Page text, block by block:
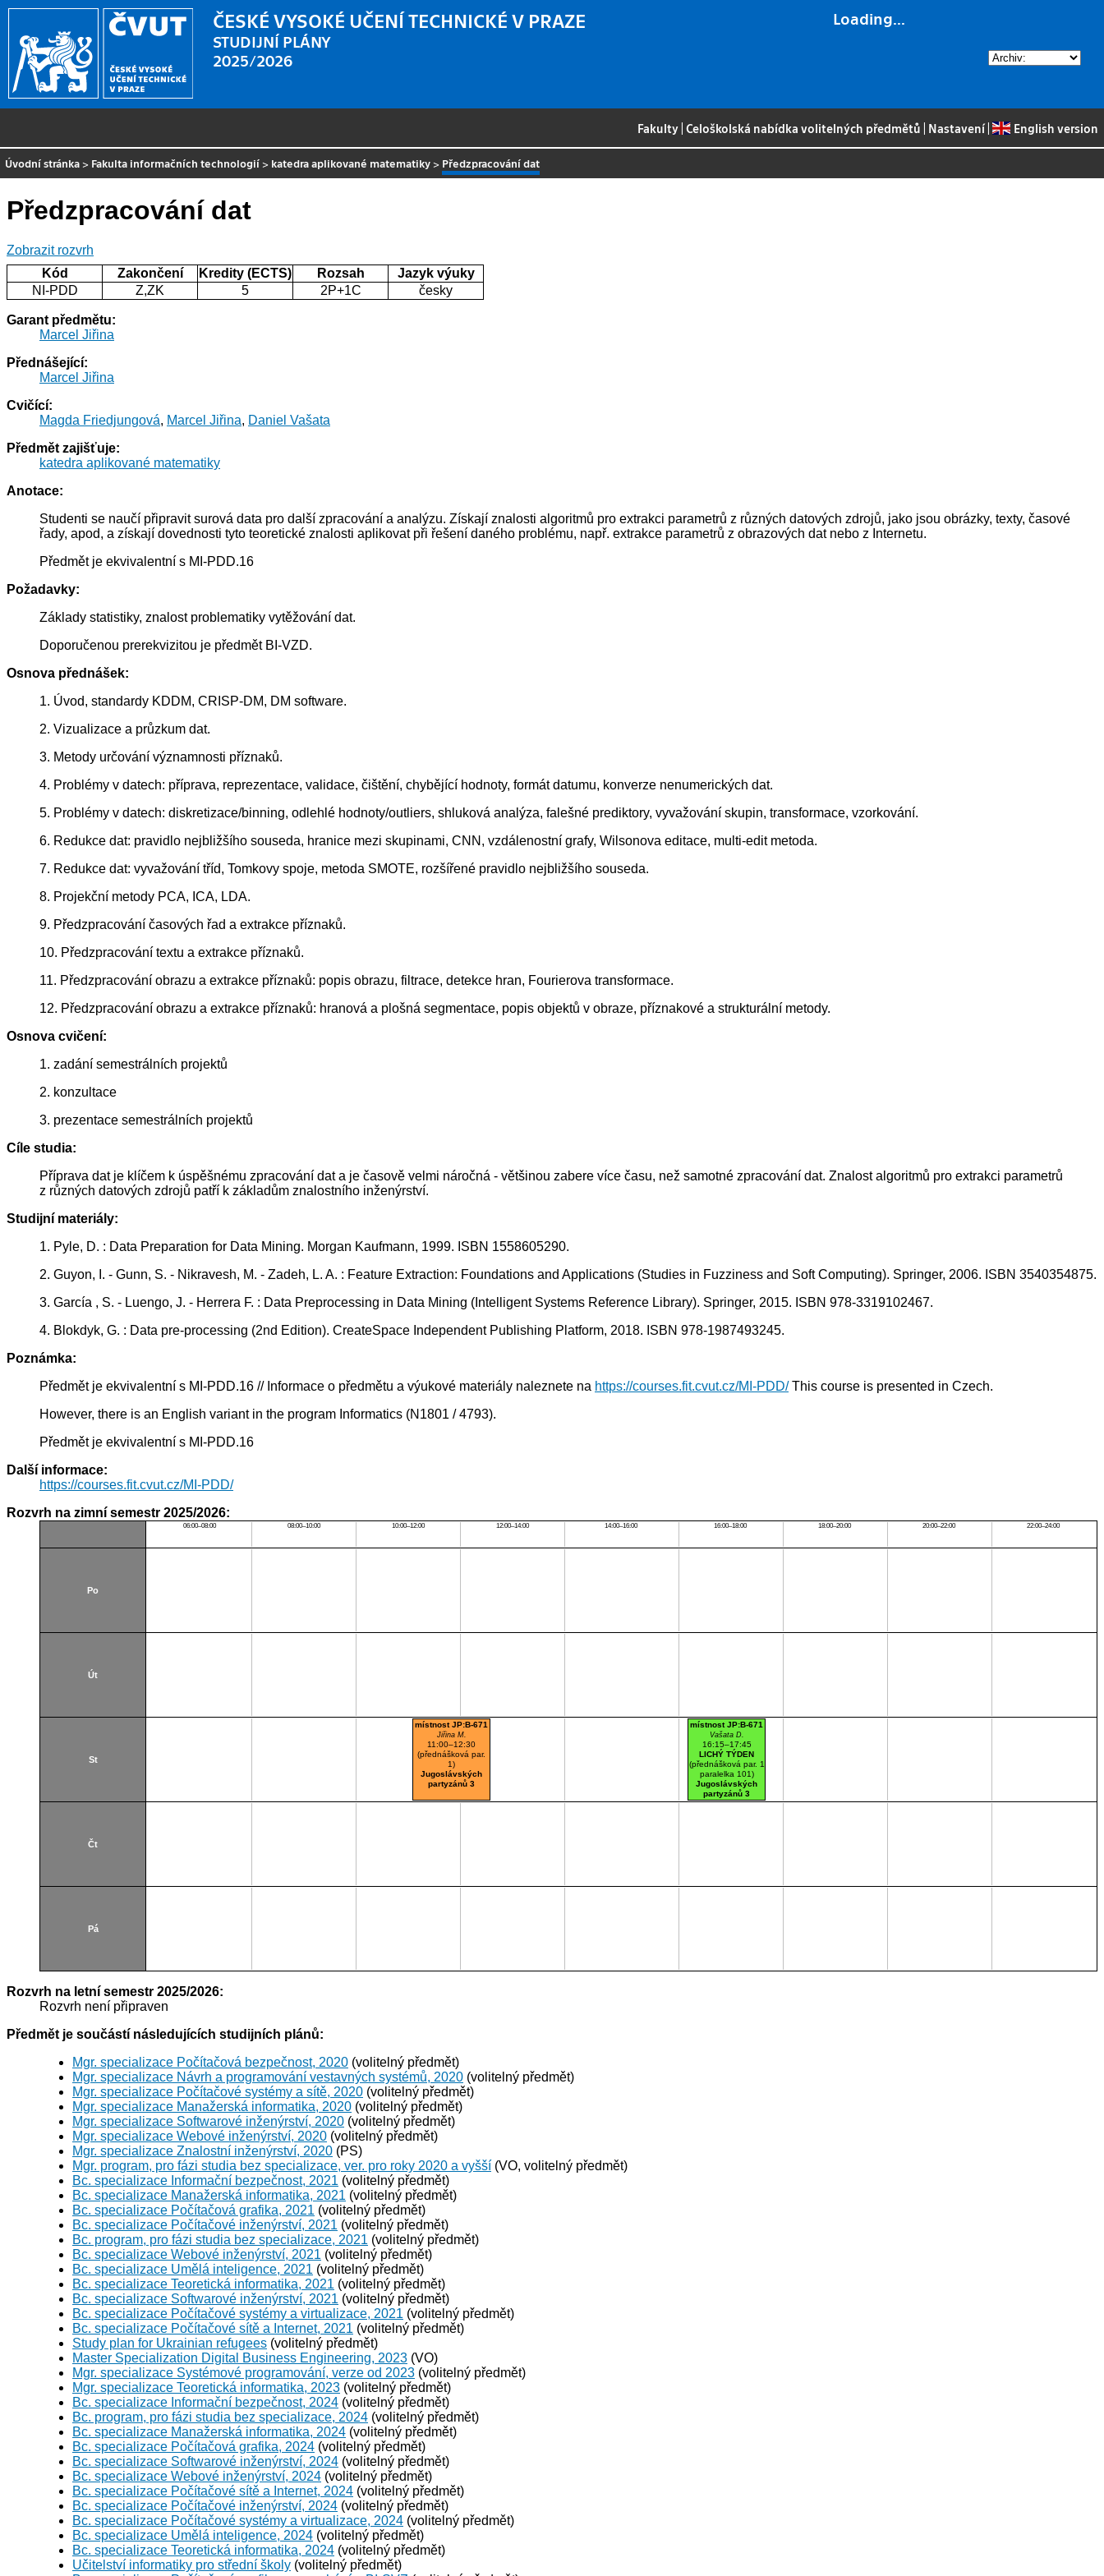
Loading...
ČESKÉ VYSOKÉ UČENÍ TECHNICKÉ V PRAZE
STUDIJNÍ PLÁNY
2025/2026
Fakulty |Celoškolská nabídka volitelných předmětů Nastavení| English version
Úvodní stránka > Fakulta informačních technologií > katedra aplikované matematiky > Předzpracování dat
Předzpracování dat
Zobrazit rozvrh
Kód
Zakončení Kredity (ECTS) Rozsah
Jazyk výuky
NI-PDD
Z,ZK 5 2P+1C česky
Garant předmětu:
Marcel Jiřina
Přednášející:
Marcel Jiřina
Cvičící:
Magda Friedjungová, Marcel Jiřina, Daniel Vašata
Předmět zajišťuje:
katedra aplikované matematiky
Anotace:
Studenti se naučí připravit surová data pro další zpracování a analýzu. Získají znalosti algoritmů pro extrakci parametrů z různých datových zdrojů, jako jsou obrázky, texty, časové
řady, apod, a získají dovednosti tyto teoretické znalosti aplikovat při řešení daného problému, např. extrakce parametrů z obrazových dat nebo z Internetu.
Předmět je ekvivalentní s MI-PDD.16
Požadavky:
Základy statistiky, znalost problematiky vytěžování dat.
Doporučenou prerekvizitou je předmět BI-VZD.
Osnova přednášek:
1. Úvod, standardy KDDM, CRISP-DM, DM software.
2. Vizualizace a průzkum dat.
3. Metody určování významnosti příznaků.
4. Problémy v datech: příprava, reprezentace, validace, čištění, chybějící hodnoty, formát datumu, konverze nenumerických dat.
5. Problémy v datech: diskretizace/binning, odlehlé hodnoty/outliers, shluková analýza, falešné prediktory, vyvažování skupin, transformace, vzorkování.
6. Redukce dat: pravidlo nejbližšího souseda, hranice mezi skupinami, CNN, vzdálenostní grafy, Wilsonova editace, multi-edit metoda.
7. Redukce dat: vyvažování tříd, Tomkovy spoje, metoda SMOTE, rozšířené pravidlo nejbližšího souseda.
8. Projekční metody PCA, ICA, LDA.
9. Předzpracování časových řad a extrakce příznaků.
10. Předzpracování textu a extrakce příznaků.
11. Předzpracování obrazu a extrakce příznaků: popis obrazu, filtrace, detekce hran, Fourierova transformace.
12. Předzpracování obrazu a extrakce příznaků: hranová a plošná segmentace, popis objektů v obraze, příznakové a strukturální metody.
Osnova cvičení:
1. zadání semestrálních projektů
2. konzultace
3. prezentace semestrálních projektů
Cíle studia:
Příprava dat je klíčem k úspěšnému zpracování dat a je časově velmi náročná - většinou zabere více času, než samotné zpracování dat. Znalost algoritmů pro extrakci parametrů
z různých datových zdrojů patří k základům znalostního inženýrství.
Studijní materiály:
1. Pyle, D. : Data Preparation for Data Mining. Morgan Kaufmann, 1999. ISBN 1558605290.
2. Guyon, I. - Gunn, S. - Nikravesh, M. - Zadeh, L. A. : Feature Extraction: Foundations and Applications (Studies in Fuzziness and Soft Computing). Springer, 2006. ISBN 3540354875.
3. García , S. - Luengo, J. - Herrera F. : Data Preprocessing in Data Mining (Intelligent Systems Reference Library). Springer, 2015. ISBN 978-3319102467.
4. Blokdyk, G. : Data pre-processing (2nd Edition). CreateSpace Independent Publishing Platform, 2018. ISBN 978-1987493245.
Poznámka:
Předmět je ekvivalentní s MI-PDD.16 // Informace o předmětu a výukové materiály naleznete na https://courses.fit.cvut.cz/MI-PDD/ This course is presented in Czech.
However, there is an English variant in the program Informatics (N1801 / 4793).
Předmět je ekvivalentní s MI-PDD.16
Další informace:
https://courses.fit.cvut.cz/MI-PDD/
Rozvrh na zimní semestr 2025/2026:
06:00–08:00 08:00–10:00 10:00–12:00 12:00–14:00 14:00–16:00 16:00–18:00 18:00–20:00 20:00–22:00 22:00–24:00
Po
Út
St
místnost JP:B-671
Jiřina M.
11:00–12:30
(přednášková par.
1)
Jugoslávských
partyzánů 3
místnost JP:B-671
Vašata D.
16:15–17:45
LICHÝ TÝDEN
(přednášková par. 1
paralelka 101)
Jugoslávských
partyzánů 3
Čt
Pá
Rozvrh na letní semestr 2025/2026:
Rozvrh není připraven
Předmět je součástí následujících studijních plánů:
Mgr. specializace Počítačová bezpečnost, 2020 (volitelný předmět)
Mgr. specializace Návrh a programování vestavných systémů, 2020 (volitelný předmět)
Mgr. specializace Počítačové systémy a sítě, 2020 (volitelný předmět)
Mgr. specializace Manažerská informatika, 2020 (volitelný předmět)
Mgr. specializace Softwarové inženýrství, 2020 (volitelný předmět)
Mgr. specializace Webové inženýrství, 2020 (volitelný předmět)
Mgr. specializace Znalostní inženýrství, 2020 (PS)
Mgr. program, pro fázi studia bez specializace, ver. pro roky 2020 a vyšší (VO, volitelný předmět)
Bc. specializace Informační bezpečnost, 2021 (volitelný předmět)
Bc. specializace Manažerská informatika, 2021 (volitelný předmět)
Bc. specializace Počítačová grafika, 2021 (volitelný předmět)
Bc. specializace Počítačové inženýrství, 2021 (volitelný předmět)
Bc. program, pro fázi studia bez specializace, 2021 (volitelný předmět)
Bc. specializace Webové inženýrství, 2021 (volitelný předmět)
Bc. specializace Umělá inteligence, 2021 (volitelný předmět)
Bc. specializace Teoretická informatika, 2021 (volitelný předmět)
Bc. specializace Softwarové inženýrství, 2021 (volitelný předmět)
Bc. specializace Počítačové systémy a virtualizace, 2021 (volitelný předmět)
Bc. specializace Počítačové sítě a Internet, 2021 (volitelný předmět)
Study plan for Ukrainian refugees (volitelný předmět)
Master Specialization Digital Business Engineering, 2023 (VO)
Mgr. specializace Systémové programování, verze od 2023 (volitelný předmět)
Mgr. specializace Teoretická informatika, 2023 (volitelný předmět)
Bc. specializace Informační bezpečnost, 2024 (volitelný předmět)
Bc. program, pro fázi studia bez specializace, 2024 (volitelný předmět)
Bc. specializace Manažerská informatika, 2024 (volitelný předmět)
Bc. specializace Počítačová grafika, 2024 (volitelný předmět)
Bc. specializace Softwarové inženýrství, 2024 (volitelný předmět)
Bc. specializace Webové inženýrství, 2024 (volitelný předmět)
Bc. specializace Počítačové sítě a Internet, 2024 (volitelný předmět)
Bc. specializace Počítačové inženýrství, 2024 (volitelný předmět)
Bc. specializace Počítačové systémy a virtualizace, 2024 (volitelný předmět)
Bc. specializace Umělá inteligence, 2024 (volitelný předmět)
Bc. specializace Teoretická informatika, 2024 (volitelný předmět)
Učitelství informatiky pro střední školy (volitelný předmět)